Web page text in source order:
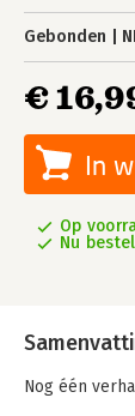
Gebonden
€
In
Op
Nu
Nog één